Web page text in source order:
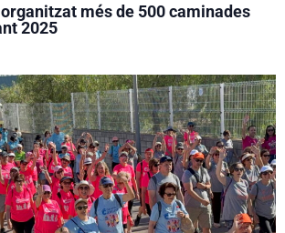
més de 500 caminades
2025